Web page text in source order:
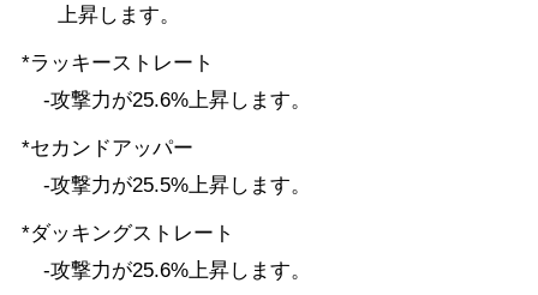
上昇します。
*ラッキーストレート
-攻撃力が25.6%上昇します。
*セカンドアッパー
-攻撃力が25.5%上昇します。
*ダッキングストレート
-攻撃力が25.6%上昇します。